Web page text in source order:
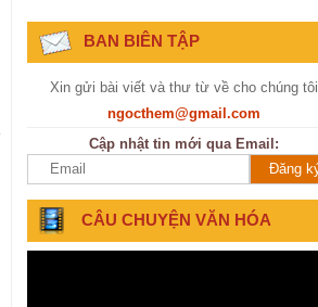
BAN BIÊN TẬP
Xin gửi bài viết và thư từ về cho chúng tôi
ngocthem@gmail.com
Cập nhật tin mới qua Email:
CÂU CHUYỆN VĂN HÓA